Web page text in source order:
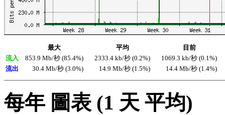
最大 平均
目前
流入
853.9 Mb/秒 (85.4%) 2333.4 kb/秒 (0.2%)
1069.3 kb/秒 (0.1%)
流出
30.4 Mb/秒 (3.0%) 14.9 Mb/秒 (1.5%) 14.4 Mb/秒 (1.4%)
每年 圖表 (1 天 平均)